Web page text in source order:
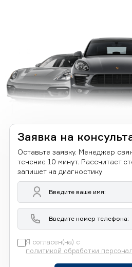
Заявка на
Оставьте заявку. Менеджер
течение 10 минут. Рассчитает
запишет на диагностику
Я согласен(на) с
политикой обработки